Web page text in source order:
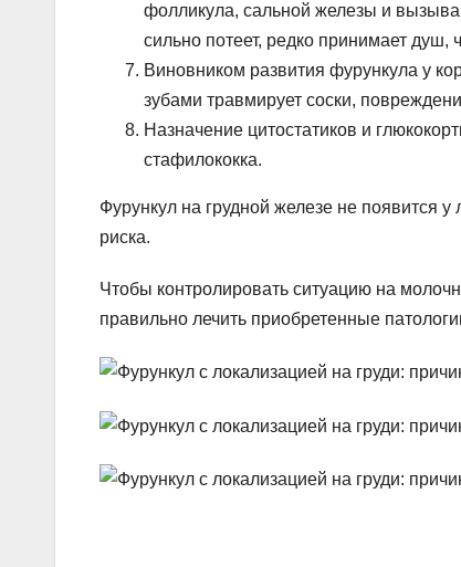
фолликула, сальной железы и
сильно потеет, редко принимает душ,
Виновником развития фурункула у
зубами травмирует соски,
Назначение цитостатиков и
стафилококка.
Фурункул на грудной железе не появится
риска.
Чтобы контролировать ситуацию на
правильно лечить приобретенные